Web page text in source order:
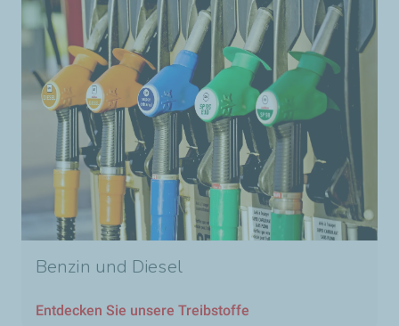
Benzin und Diesel
Entdecken Sie unsere Treibstoffe